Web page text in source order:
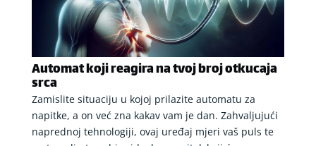
Automat koji reagira na tvoj broj otkucaja
srca
Zamislite situaciju u kojoj prilazite automatu za
napitke, a on već zna kakav vam je dan. Zahvaljujući
naprednoj tehnologiji, ovaj uređaj mjeri vaš puls te